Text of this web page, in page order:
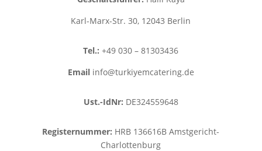
Karl-Marx-Str. 30, 12043 Berlin
Tel.: +49 030 – 81303436
Emailinfo@turkiyemcatering.de
Ust.-IdNr: DE324559648
Registernummer: HRB 136616B Amstgericht-
Charlottenburg